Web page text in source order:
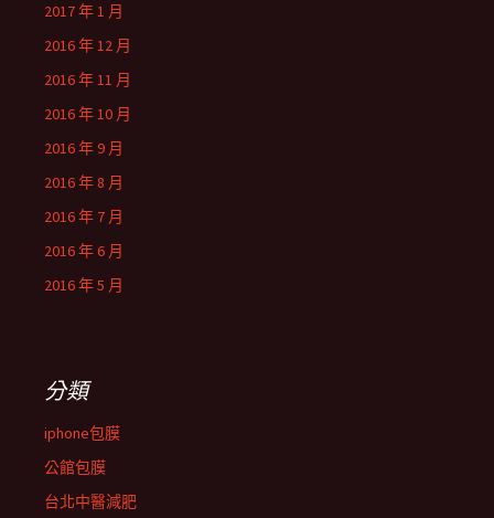
2017 年 1 月
2016 年 12 月
2016 年 11 月
2016 年 10 月
2016 年 9 月
2016 年 8 月
2016 年 7 月
2016 年 6 月
2016 年 5 月
分類
iphone包膜
公館包膜
台北中醫減肥